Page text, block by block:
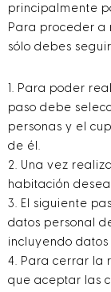
principalmente
Para proceder
sólo debes
1. Para poder
paso debe
personas y el
de él.
2. Una vez
habitación
3. El siguiente
datos personal
incluyendo
4. Para cerrar la
que aceptar las